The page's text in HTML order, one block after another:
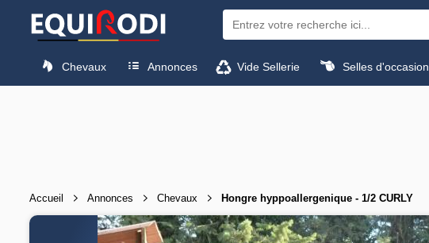
Chevaux Annonces Vide Sellerie Selles d'occasion
Accueil Annonces Chevaux Hongre hyppoallergenique - 1/2 CURLY